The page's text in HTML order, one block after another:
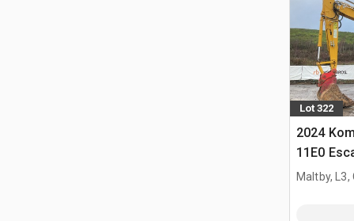
Lot 322
2024
11E0
Maltby, L3,